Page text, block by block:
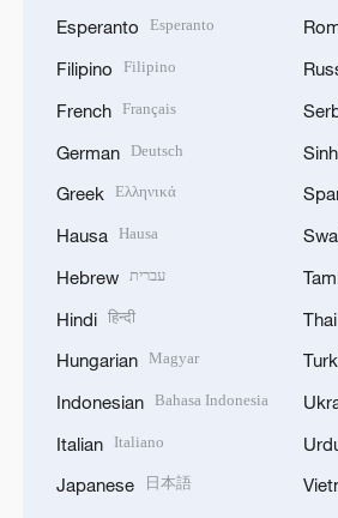
Esperanto Esperanto
Filipino Filipino
French Français
German Deutsch
Greek Ελληνικά
Hausa Hausa
Hebrew עברית
Hindi हिन्दी
Hungarian Magyar
Indonesian Bahasa Indonesia
Italian Italiano
Japanese 日本語
Thai